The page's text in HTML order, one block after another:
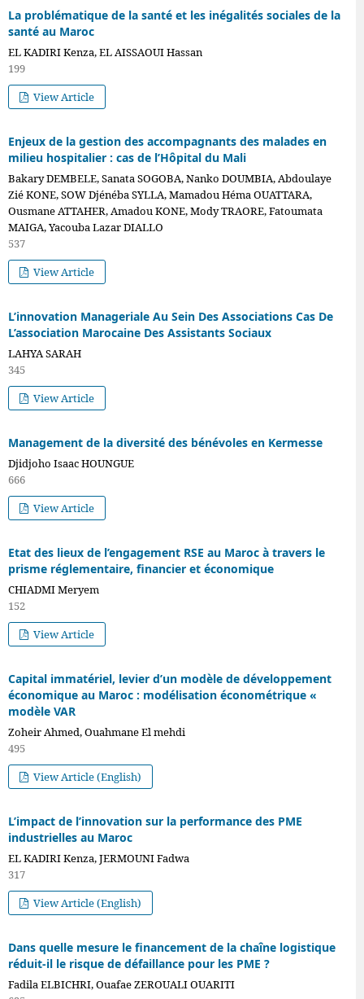
La problématique de la santé et les inégalités sociales de la
santé au Maroc
EL KADIRI Kenza, EL AISSAOUI Hassan
199
View Article
Enjeux de la gestion des accompagnants des malades en
milieu hospitalier : cas de l’Hôpital du Mali
Bakary DEMBELE, Sanata SOGOBA, Nanko DOUMBIA, Abdoulaye
Zié KONE, SOW Djénéba SYLLA, Mamadou Héma OUATTARA,
Ousmane ATTAHER, Amadou KONE, Mody TRAORE, Fatoumata
MAIGA, Yacouba Lazar DIALLO
537
View Article
L’innovation Manageriale Au Sein Des Associations Cas De
L’association Marocaine Des Assistants Sociaux
LAHYA SARAH
345
View Article
Management de la diversité des bénévoles en Kermesse
Djidjoho Isaac HOUNGUE
666
View Article
Etat des lieux de l’engagement RSE au Maroc à travers le
prisme réglementaire, financier et économique
CHIADMI Meryem
152
View Article
Capital immatériel, levier d’un modèle de développement
économique au Maroc : modélisation économétrique «
modèle VAR
Zoheir Ahmed, Ouahmane El mehdi
495
View Article (English)
L’impact de l’innovation sur la performance des PME
industrielles au Maroc
EL KADIRI Kenza, JERMOUNI Fadwa
317
View Article (English)
Dans quelle mesure le financement de la chaîne logistique
réduit-il le risque de défaillance pour les PME ?
Fadila ELBICHRI, Ouafae ZEROUALI OUARITI